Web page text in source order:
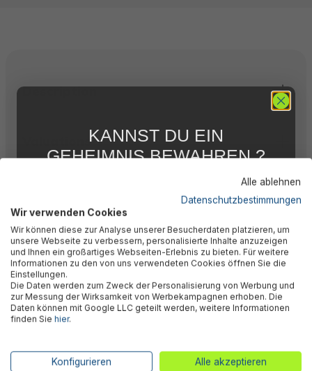
Description
Valuations
Manufacturer information
Alle ablehnen
Datenschutzbestimmungen
Wir verwenden Cookies
Wir können diese zur Analyse unserer Besucherdaten platzieren, um
unsere Webseite zu verbessern, personalisierte Inhalte anzuzeigen
und Ihnen ein großartiges Webseiten-Erlebnis zu bieten. Für weitere
Informationen zu den von uns verwendeten Cookies öffnen Sie die
Einstellungen.
Die Daten werden zum Zweck der Personalisierung von Werbung und
zur Messung der Wirksamkeit von Werbekampagnen erhoben. Die
Daten können mit Google LLC geteilt werden, weitere Informationen
finden Sie hier.
Konfigurieren Alle akzeptieren
KANNST DU EIN
GEHEIMNIS BEWAHREN ?
FÜR DICH
Abonniere jetzt unseren kostenlosen
Newsletter, verpasse keine Neuigkeiten und
Aktionen mehr und sichere Dir 5 %
Willkommensrabatt auf nicht reduzierte Ware
bei Deiner ersten Bestellung !*
Email
*Mit der Anmeldung zum Newsletter stimmst du zu, regelmäßig per E-